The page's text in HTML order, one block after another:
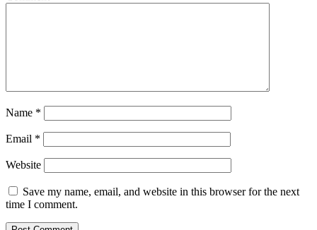
Name *
Email *
Website
Save my name, email, and website in this browser for the next
time I comment.